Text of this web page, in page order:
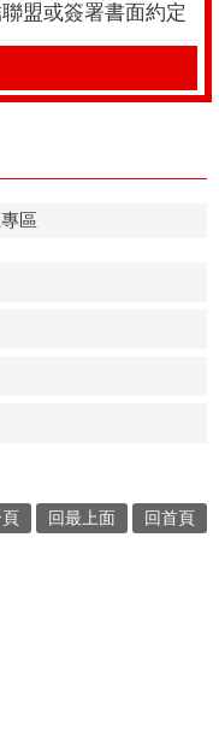
盟或簽署書面約定
區
回最上面 回首頁